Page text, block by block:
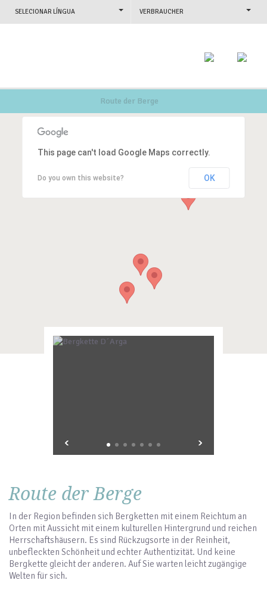
SELECIONAR LÍNGUA VERBRAUCHER
Route der Berge
This page can't load Google Maps correctly.
Do you own this website? OK
Route der Berge
In der Region befinden sich Bergketten mit einem Reichtum an
Orten mit Aussicht mit einem kulturellen Hintergrund und reichen
Herrschaftshäusern. Es sind Rückzugsorte in der Reinheit,
unbefleckten Schönheit und echter Authentizität. Und keine
Bergkette gleicht der anderen. Auf Sie warten leicht zugängige
Welten für sich.